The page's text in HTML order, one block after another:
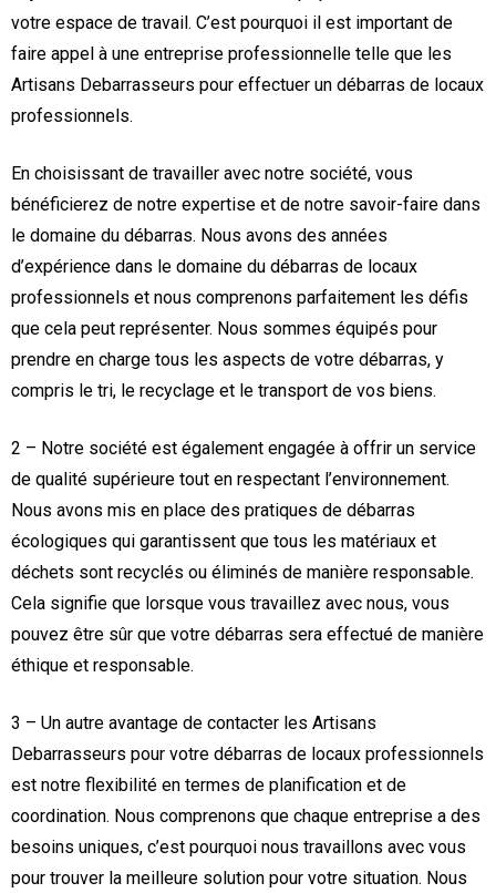
votre espace de travail. C’est pourquoi il est important de
faire appel à une entreprise professionnelle telle que les
Artisans Debarrasseurs pour effectuer un débarras de locaux
professionnels.
En choisissant de travailler avec notre société, vous
bénéficierez de notre expertise et de notre savoir-faire dans
le domaine du débarras. Nous avons des années
d’expérience dans le domaine du débarras de locaux
professionnels et nous comprenons parfaitement les défis
que cela peut représenter. Nous sommes équipés pour
prendre en charge tous les aspects de votre débarras, y
compris le tri, le recyclage et le transport de vos biens.
2 – Notre société est également engagée à offrir un service
de qualité supérieure tout en respectant l’environnement.
Nous avons mis en place des pratiques de débarras
écologiques qui garantissent que tous les matériaux et
déchets sont recyclés ou éliminés de manière responsable.
Cela signifie que lorsque vous travaillez avec nous, vous
pouvez être sûr que votre débarras sera effectué de manière
éthique et responsable.
3 – Un autre avantage de contacter les Artisans
Debarrasseurs pour votre débarras de locaux professionnels
est notre flexibilité en termes de planification et de
coordination. Nous comprenons que chaque entreprise a des
besoins uniques, c’est pourquoi nous travaillons avec vous
pour trouver la meilleure solution pour votre situation. Nous